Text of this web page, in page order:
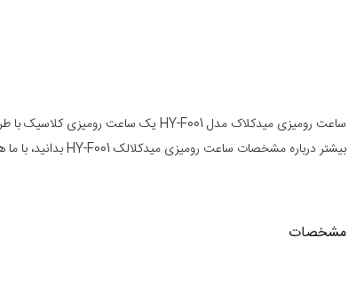
بیشتر درباره مشخصات ساعت رومیزی میدکلالک HY-F001 بدانید، با ما همراه باشید.
مشخصات ساعت رومیزی میدکلاک مدل HY-F001
مشخصات